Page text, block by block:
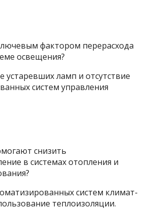
фактором перерасхода
освещения?
устаревших ламп и отсутствие
систем управления
снизить
в системах отопления и
систем климат-
теплоизоляции.